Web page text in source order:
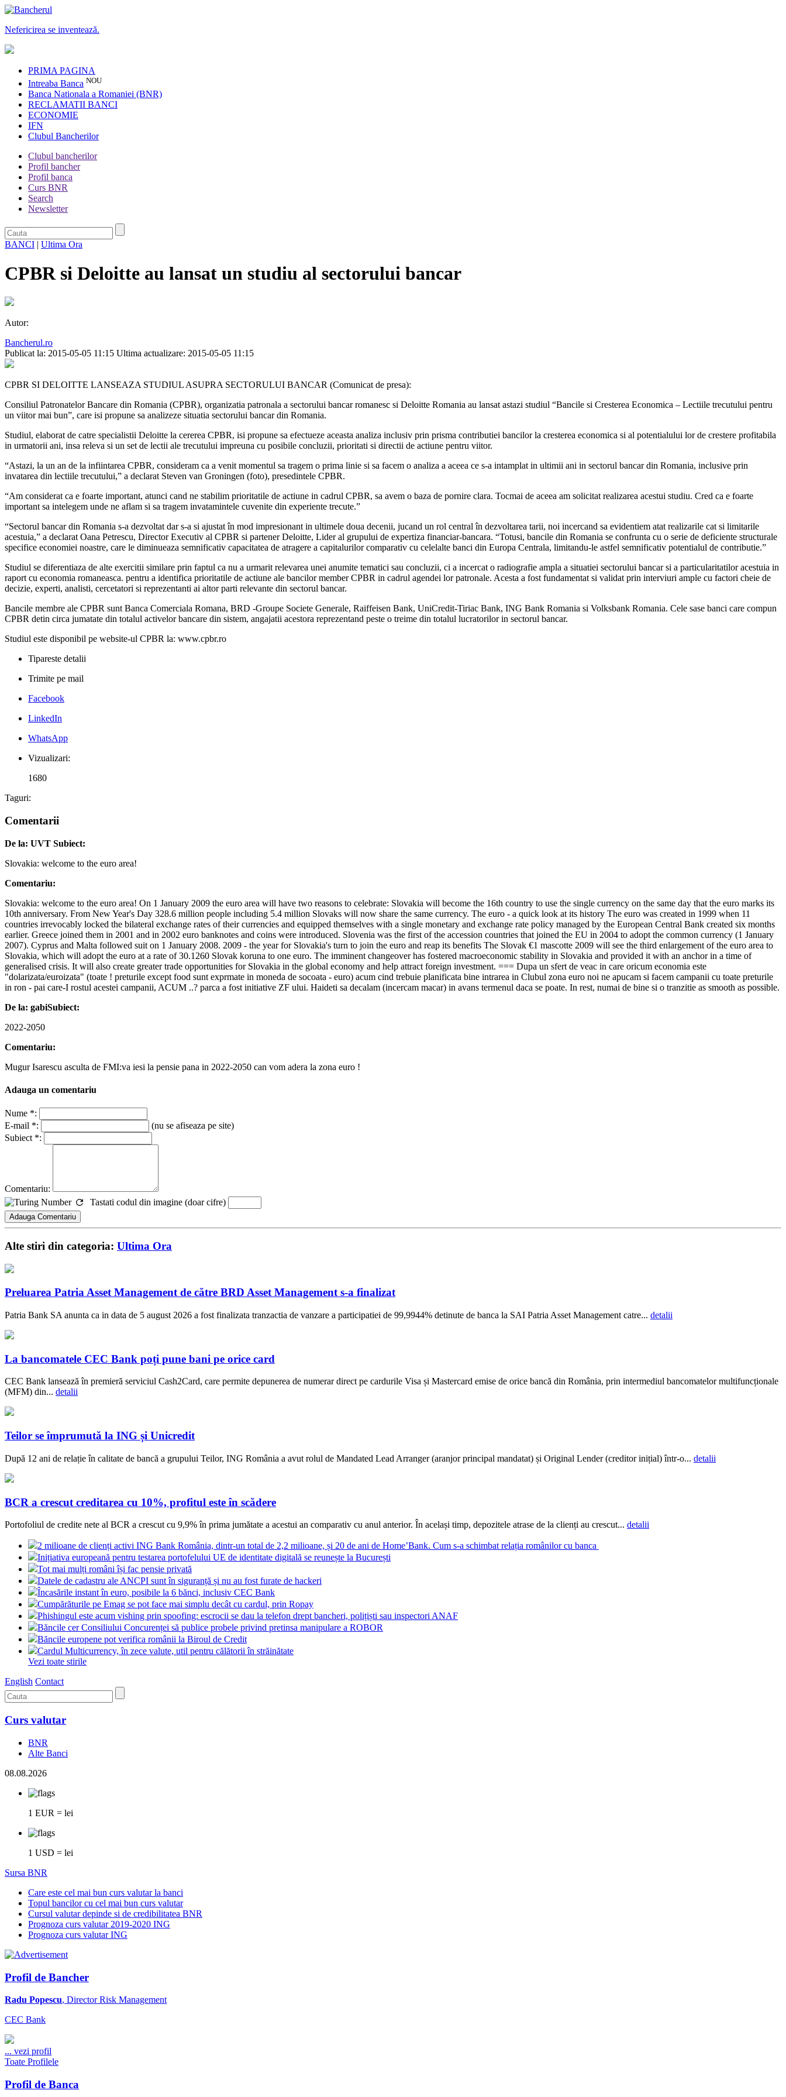
Nefericirea se inventează.
PRIMA PAGINA
Intreaba Banca NOU
Banca Nationala a Romaniei (BNR)
RECLAMATII BANCI
ECONOMIE
IFN
Clubul Bancherilor
Clubul bancherilor
Profil bancher
Profil banca
Curs BNR
Search
Newsletter
BANCI | Ultima Ora
CPBR si Deloitte au lansat un studiu al sectorului bancar
Autor:
Bancherul.ro
Publicat la: 2015-05-05 11:15 Ultima actualizare: 2015-05-05 11:15
CPBR SI DELOITTE LANSEAZA STUDIUL ASUPRA SECTORULUI BANCAR (Comunicat de presa):
Consiliul Patronatelor Bancare din Romania (CPBR), organizatia patronala a sectorului bancar romanesc si Deloitte Romania au lansat astazi studiul “Bancile si Cresterea Economica – Lectiile trecutului pentru
un viitor mai bun”, care isi propune sa analizeze situatia sectorului bancar din Romania.
Studiul, elaborat de catre specialistii Deloitte la cererea CPBR, isi propune sa efectueze aceasta analiza inclusiv prin prisma contributiei bancilor la cresterea economica si al potentialului lor de crestere profitabila
in urmatorii ani, insa releva si un set de lectii ale trecutului impreuna cu posibile concluzii, prioritati si directii de actiune pentru viitor.
“Astazi, la un an de la infiintarea CPBR, consideram ca a venit momentul sa tragem o prima linie si sa facem o analiza a aceea ce s-a intamplat in ultimii ani in sectorul bancar din Romania, inclusive prin
invatarea din lectiile trecutului,” a declarat Steven van Groningen (foto), presedintele CPBR.
“Am considerat ca e foarte important, atunci cand ne stabilim prioritatile de actiune in cadrul CPBR, sa avem o baza de pornire clara. Tocmai de aceea am solicitat realizarea acestui studiu. Cred ca e foarte
important sa intelegem unde ne aflam si sa tragem invatamintele cuvenite din experiente trecute.”
“Sectorul bancar din Romania s-a dezvoltat dar s-a si ajustat în mod impresionant in ultimele doua decenii, jucand un rol central în dezvoltarea tarii, noi incercand sa evidentiem atat realizarile cat si limitarile
acestuia,” a declarat Oana Petrescu, Director Executiv al CPBR si partener Deloitte, Lider al grupului de expertiza financiar-bancara. “Totusi, bancile din Romania se confrunta cu o serie de deficiente structurale
specifice economiei noastre, care le diminueaza semnificativ capacitatea de atragere a capitalurilor comparativ cu celelalte banci din Europa Centrala, limitandu-le astfel semnificativ potentialul de contributie.”
Studiul se diferentiaza de alte exercitii similare prin faptul ca nu a urmarit relevarea unei anumite tematici sau concluzii, ci a incercat o radiografie ampla a situatiei sectorului bancar si a particularitatilor acestuia in
raport cu economia romaneasca. pentru a identifica prioritatile de actiune ale bancilor member CPBR in cadrul agendei lor patronale. Acesta a fost fundamentat si validat prin interviuri ample cu factori cheie de
decizie, experti, analisti, cercetatori si reprezentanti ai altor parti relevante din sectorul bancar.
Bancile membre ale CPBR sunt Banca Comerciala Romana, BRD ‐Groupe Societe Generale, Raiffeisen Bank, UniCredit‐Tiriac Bank, ING Bank Romania si Volksbank Romania. Cele sase banci care compun
CPBR detin circa jumatate din totalul activelor bancare din sistem, angajatii acestora reprezentand peste o treime din totalul lucratorilor in sectorul bancar.
Studiul este disponibil pe website-ul CPBR la: www.cpbr.ro
Tipareste detalii
Trimite pe mail
Facebook
LinkedIn
WhatsApp
Vizualizari:
1680
Taguri:
Comentarii
De la: UVT Subiect:
Slovakia: welcome to the euro area!
Comentariu:
Slovakia: welcome to the euro area! On 1 January 2009 the euro area will have two reasons to celebrate: Slovakia will become the 16th country to use the single currency on the same day that the euro marks its
10th anniversary. From New Year's Day 328.6 million people including 5.4 million Slovaks will now share the same currency. The euro - a quick look at its history The euro was created in 1999 when 11
countries irrevocably locked the bilateral exchange rates of their currencies and equipped themselves with a single monetary and exchange rate policy managed by the European Central Bank created six months
earlier. Greece joined them in 2001 and in 2002 euro banknotes and coins were introduced. Slovenia was the first of the accession countries that joined the EU in 2004 to adopt the common currency (1 January
2007). Cyprus and Malta followed suit on 1 January 2008. 2009 - the year for Slovakia's turn to join the euro and reap its benefits The Slovak €1 mascotte 2009 will see the third enlargement of the euro area to
Slovakia, which will adopt the euro at a rate of 30.1260 Slovak koruna to one euro. The imminent changeover has fostered macroeconomic stability in Slovakia and provided it with an anchor in a time of
generalised crisis. It will also create greater trade opportunities for Slovakia in the global economy and help attract foreign investment. === Dupa un sfert de veac in care oricum economia este
"dolarizata/euroizata" (toate ! preturile except food sunt exprmate in moneda de socoata - euro) acum cind trebuie planificata bine intrarea in Clubul zona euro noi ne apucam si facem campanii cu toate preturile
in ron - pai care-I rostul acestei campanii, ACUM ..? parca a fost initiative ZF ului. Haideti sa decalam (incercam macar) in avans termenul daca se poate. In rest, numai de bine si o tranzitie as smooth as possible.
De la: gabiSubiect:
2022-2050
Comentariu:
Mugur Isarescu asculta de FMI:va iesi la pensie pana in 2022-2050 can vom adera la zona euro !
Adauga un comentariu
Nume *:
E-mail *:
(nu se afiseaza pe site)
Subiect *:
Comentariu:
Tastati codul din imagine (doar cifre)
Alte stiri din categoria: Ultima Ora
Preluarea Patria Asset Management de către BRD Asset Management s-a finalizat
Patria Bank SA anunta ca in data de 5 august 2026 a fost finalizata tranzactia de vanzare a participatiei de 99,9944% detinute de banca la SAI Patria Asset Management catre... detalii
La bancomatele CEC Bank poți pune bani pe orice card
CEC Bank lansează în premieră serviciul Cash2Card, care permite depunerea de numerar direct pe cardurile Visa și Mastercard emise de orice bancă din România, prin intermediul bancomatelor multifuncționale
(MFM) din... detalii
Teilor se împrumută la ING și Unicredit
După 12 ani de relație în calitate de bancă a grupului Teilor, ING România a avut rolul de Mandated Lead Arranger (aranjor principal mandatat) și Original Lender (creditor inițial) într-o... detalii
BCR a crescut creditarea cu 10%, profitul este în scădere
Portofoliul de credite nete al BCR a crescut cu 9,9% în prima jumătate a acestui an comparativ cu anul anterior. În același timp, depozitele atrase de la clienți au crescut... detalii
2 milioane de clienți activi ING Bank România, dintr-un total de 2,2 milioane, și 20 de ani de Home’Bank. Cum s-a schimbat relația românilor cu banca
Inițiativa europeană pentru testarea portofelului UE de identitate digitală se reunește la București
Tot mai mulți români își fac pensie privată
Datele de cadastru ale ANCPI sunt în siguranță și nu au fost furate de hackeri
Încasările instant în euro, posibile la 6 bănci, inclusiv CEC Bank
Cumpărăturile pe Emag se pot face mai simplu decât cu cardul, prin Ropay
Phishingul este acum vishing prin spoofing: escrocii se dau la telefon drept bancheri, polițiști sau inspectori ANAF
Băncile cer Consiliului Concurenței să publice probele privind pretinsa manipulare a ROBOR
Băncile europene pot verifica românii la Biroul de Credit
Cardul Multicurrency, în zece valute, util pentru călătorii în străinătate
Vezi toate stirile
English Contact
Curs valutar
BNR
Alte Banci
08.08.2026
1 EUR = lei
1 USD = lei
Sursa BNR
Care este cel mai bun curs valutar la banci
Topul bancilor cu cel mai bun curs valutar
Cursul valutar depinde si de credibilitatea BNR
Prognoza curs valutar 2019-2020 ING
Prognoza curs valutar ING
Profil de Bancher
Radu Popescu, Director Risk Management
CEC Bank
... vezi profil
Toate Profilele
Profil de Banca